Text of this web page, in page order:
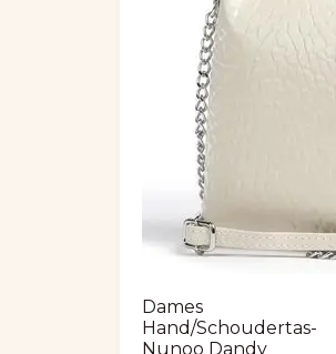
Dames
Hand/Schoudertas-
Nunoo Dandy